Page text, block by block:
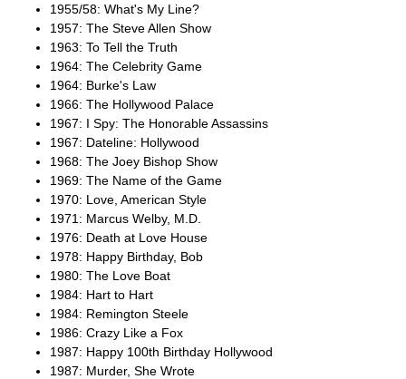
1955/58: What's My Line?
1957: The Steve Allen Show
1963: To Tell the Truth
1964: The Celebrity Game
1964: Burke's Law
1966: The Hollywood Palace
1967: I Spy: The Honorable Assassins
1967: Dateline: Hollywood
1968: The Joey Bishop Show
1969: The Name of the Game
1970: Love, American Style
1971: Marcus Welby, M.D.
1976: Death at Love House
1978: Happy Birthday, Bob
1980: The Love Boat
1984: Hart to Hart
1984: Remington Steele
1986: Crazy Like a Fox
1987: Happy 100th Birthday Hollywood
1987: Murder, She Wrote